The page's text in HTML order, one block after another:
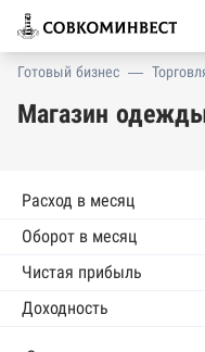
Готовый бизнес —
Магазин
Расход в месяц
Оборот в месяц
Чистая прибыль
Доходность